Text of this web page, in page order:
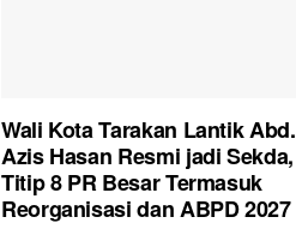
Wali Kota Tarakan Lantik Abd.
Azis Hasan Resmi jadi Sekda,
Titip 8 PR Besar Termasuk
Reorganisasi dan ABPD 2027